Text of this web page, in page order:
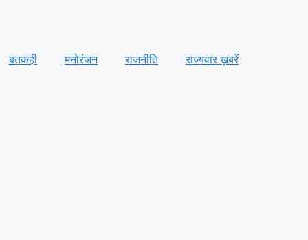
बतकही मनोरंजन राजनीति राज्यवार ख़बरें